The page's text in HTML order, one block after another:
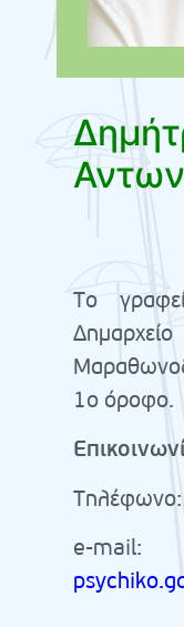
Το
1ο όροφο.
e-